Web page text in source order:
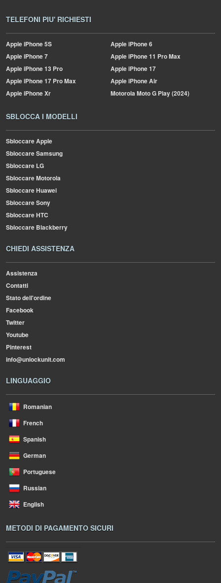
TELEFONI PIU' RICHIESTI
AppleiPhone 5S AppleiPhone 6
AppleiPhone 7 AppleiPhone 11 Pro Max
AppleiPhone 13 Pro AppleiPhone 17
AppleiPhone 17 Pro Max AppleiPhone Air
AppleiPhone Xr MotorolaMoto G Play (2024)
SBLOCCA I MODELLI
Sbloccare Apple
Sbloccare Samsung
Sbloccare LG
Sbloccare Motorola
Sbloccare Huawei
Sbloccare Sony
Sbloccare HTC
Sbloccare Blackberry
CHIEDI ASSISTENZA
Assistenza
Contatti
Stato dell'ordine
Facebook
Twitter
Youtube
Pinterest
info@unlockunit.com
LINGUAGGIO
Romanian
French
Spanish
German
Portuguese
Russian
English
METODI DI PAGAMENTO SICURI